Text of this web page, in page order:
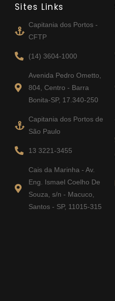
Sites Links
Capitania dos Portos -
CFTP
(14) 3604-1000
Avenida Pedro Ometto,
804, Centro - Barra
Bonita-SP, 17.340-250
Capitania dos Portos de
São Paulo
13 3221-3455
Cais da Marinha - Av.
Eng. Ismael Coelho De
Souza, s/n - Macuco,
Santos - SP, 11015-315